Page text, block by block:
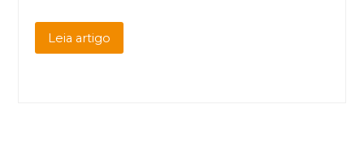
Leia artigo